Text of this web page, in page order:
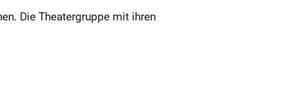
Die Theatergruppe mit ihren